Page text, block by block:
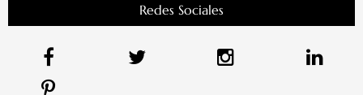
Redes Sociales